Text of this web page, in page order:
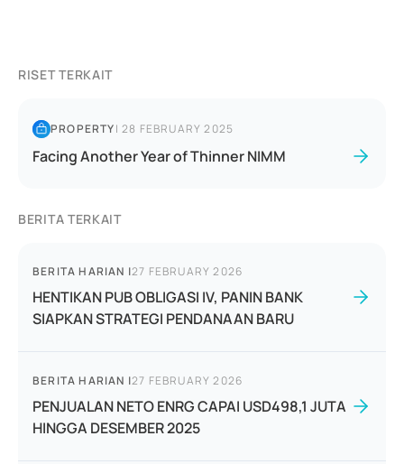
RISET TERKAIT
PROPERTY|28 FEBRUARY 2025
Facing Another Year of Thinner NIMM
BERITA TERKAIT
BERITA HARIAN |27 FEBRUARY 2026
HENTIKAN PUB OBLIGASI IV, PANIN BANK
SIAPKAN STRATEGI PENDANAAN BARU
BERITA HARIAN |27 FEBRUARY 2026
PENJUALAN NETO ENRG CAPAI USD498,1 JUTA
HINGGA DESEMBER 2025